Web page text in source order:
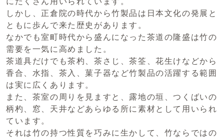
しかし、正倉院の時代から竹製品は日本文化の発展と
ともに歩んで来た歴史があります。
なかでも室町時代から盛んになった茶道の隆盛は竹の
需要を一気に高めました。
茶道具だけでも茶杓、茶さじ、茶筌、花生けなどから
香合、水指、茶入、菓子器など竹製品の活躍する範囲
は実に広くあります。
また、茶室の周りを見ますと、露地の垣、つくばいの
柄杓、窓、天井などあらゆる所に素材として用いられ
ています。
それは竹の持つ性質を巧みに生かして、竹ならではの